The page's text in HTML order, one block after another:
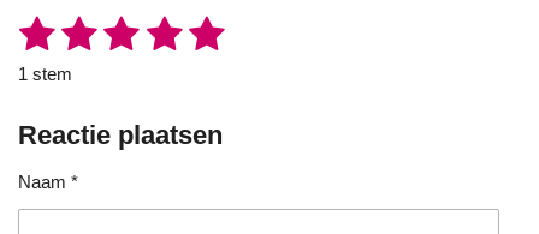
R
a
t
n
:
5
1
s
e
r
2
s
e
r
3
e
4
e
5
e
S
1 stem
Reactie plaatsen
Naam *